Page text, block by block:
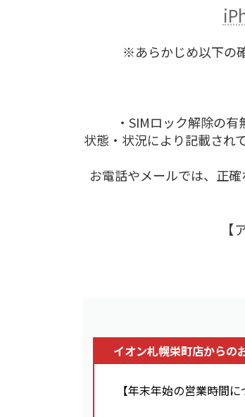
※あらかじめ以下の
・SIMロック解除の
状態・状況により記載され
お電話やメールでは、正
イオン札幌栄町店からの
【年末年始の営業時間に